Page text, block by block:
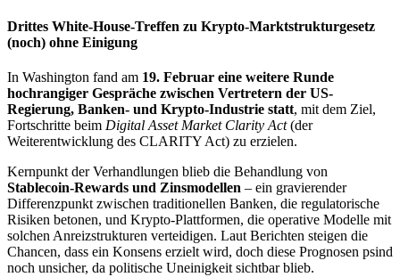
Drittes White-House-Treffen zu Krypto-Marktstrukturgesetz
(noch) ohne Einigung
In Washington fand am 19. Februar eine weitere Runde
hochrangiger Gespräche zwischen Vertretern der US-
Regierung, Banken- und Krypto-Industrie statt, mit dem Ziel,
Fortschritte beim Digital Asset Market Clarity Act(der
Weiterentwicklung des CLARITY Act) zu erzielen.
Kernpunkt der Verhandlungen blieb die Behandlung von
Stablecoin-Rewards und Zinsmodellen – ein gravierender
Differenzpunkt zwischen traditionellen Banken, die regulatorische
Risiken betonen, und Krypto-Plattformen, die operative Modelle mit
solchen Anreizstrukturen verteidigen. Laut Berichten steigen die
Chancen, dass ein Konsens erzielt wird, doch diese Prognosen psind
noch unsicher, da politische Uneinigkeit sichtbar blieb.